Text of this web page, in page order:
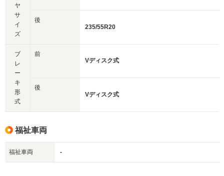
ヤ
サ
イ
ズ
後
235/55R20
ブ
レ
ー
キ
形
式
前
Vディスク式
後
Vディスク式
福祉車両
福祉車両 -